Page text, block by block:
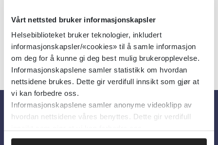
Vårt nettsted bruker informasjonskapsler
Helsebiblioteket bruker teknologier, inkludert
informasjonskapsler/«cookies» til å samle informasjon
om deg for å kunne gi deg best mulig brukeropplevelse.
Informasjonskapslene samler statistikk om hvordan
nettsidene brukes. Dette gir verdifull innsikt som gjør at
vi kan forbedre oss.
Informasjonskapslene samler anonyme videoklipp av
hvordan nettsidene våres benyttes. Dette gir verdifull